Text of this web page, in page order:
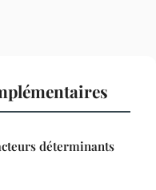
déterminants